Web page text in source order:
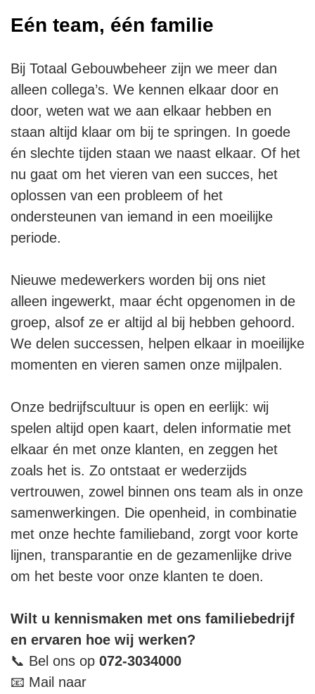
Eén team, één familie
Bij Totaal Gebouwbeheer zijn we meer dan
alleen collega’s. We kennen elkaar door en
door, weten wat we aan elkaar hebben en
staan altijd klaar om bij te springen. In goede
én slechte tijden staan we naast elkaar. Of het
nu gaat om het vieren van een succes, het
oplossen van een probleem of het
ondersteunen van iemand in een moeilijke
periode.
Nieuwe medewerkers worden bij ons niet
alleen ingewerkt, maar écht opgenomen in de
groep, alsof ze er altijd al bij hebben gehoord.
We delen successen, helpen elkaar in moeilijke
momenten en vieren samen onze mijlpalen.
Onze bedrijfscultuur is open en eerlijk: wij
spelen altijd open kaart, delen informatie met
elkaar én met onze klanten, en zeggen het
zoals het is. Zo ontstaat er wederzijds
vertrouwen, zowel binnen ons team als in onze
samenwerkingen. Die openheid, in combinatie
met onze hechte familieband, zorgt voor korte
lijnen, transparantie en de gezamenlijke drive
om het beste voor onze klanten te doen.
Wilt u kennismaken met ons familiebedrijf
en ervaren hoe wij werken?
📞 Bel ons op 072-3034000
📧 Mail naar